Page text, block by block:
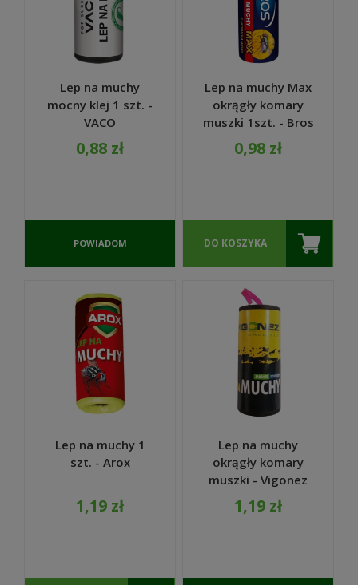
Lep na muchy
mocny klej 1 szt. -
VACO
0,88 zł
POWIADOM
DOSTĘPNOŚCI
Lep na muchy Max
okrągły komary
muszki 1szt. - Bros
0,98 zł
DO KOSZYKA
Lep na muchy 1
szt. - Arox
1,19 zł
Lep na muchy
okrągły komary
muszki - Vigonez
1,19 zł